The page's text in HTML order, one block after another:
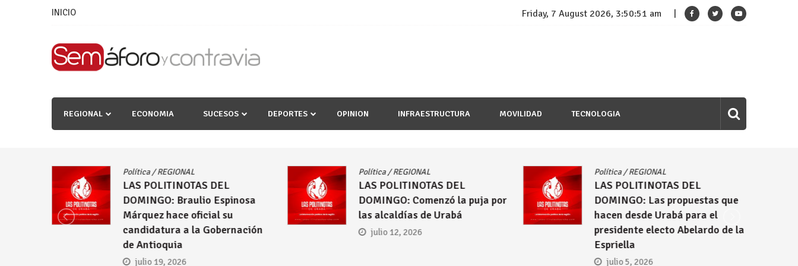
INICIO Friday, 7 August 2026, 3:50:52 am
REGIONAL ECONOMIA SUCESOS DEPORTES OPINION INFRAESTRUCTURA MOVILIDAD TECNOLOGIA
Política/REGIONAL
LAS POLITINOTAS DEL
DOMINGO: Braulio Espinosa
Márquez hace oficial su
candidatura a la Gobernación
de Antioquia
julio 19, 2026
Política/REGIONAL
LAS POLITINOTAS DEL
DOMINGO: Comenzó la puja por
las alcaldías de Urabá
julio 12, 2026
Política/REGIONAL
LAS POLITINOTAS DEL
DOMINGO: Las propuestas que
hacen desde Urabá para el
presidente electo Abelardo de la
Espriella
julio 5, 2026